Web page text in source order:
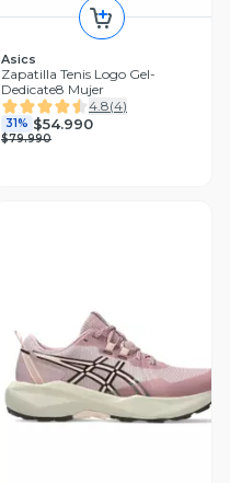
Asics
Zapatilla Tenis Logo Gel-
Dedicate8 Mujer
4.8(4)
31% $54.990
$79.990